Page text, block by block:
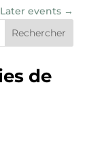
Later events →
de